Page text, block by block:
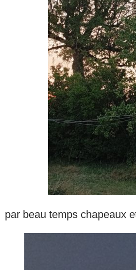
par beau temps chapeaux